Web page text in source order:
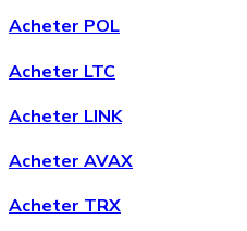
Acheter POL
Acheter LTC
Acheter LINK
Acheter AVAX
Acheter TRX